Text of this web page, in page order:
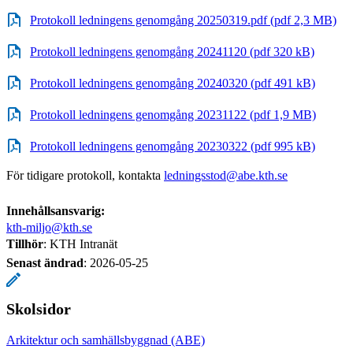
Protokoll ledningens genomgång 20250319.pdf (pdf 2,3 MB)
Protokoll ledningens genomgång 20241120 (pdf 320 kB)
Protokoll ledningens genomgång 20240320 (pdf 491 kB)
Protokoll ledningens genomgång 20231122 (pdf 1,9 MB)
Protokoll ledningens genomgång 20230322 (pdf 995 kB)
För tidigare protokoll, kontakta ledningsstod@abe.kth.se
Innehållsansvarig:
kth-miljo@kth.se
Tillhör: KTH Intranät
Senast ändrad: 2026-05-25
Skolsidor
Arkitektur och samhällsbyggnad (ABE)